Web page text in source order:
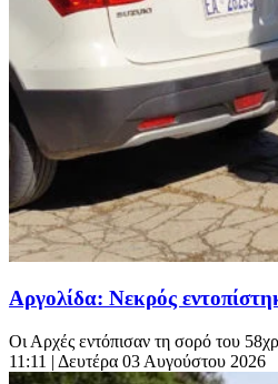
Αργολίδα: Νεκρός
Οι Αρχές εντόπισαν τη σορό του
11:11 | Δευτέρα 03 Αυγούστου 2026